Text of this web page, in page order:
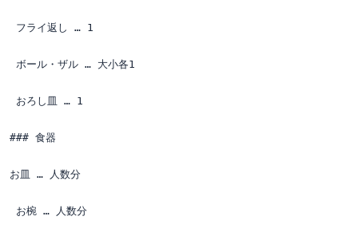
フライ返し … 1
ボール・ザル … 大小各1
おろし皿 … 1
### 食器
お皿 … 人数分
お椀 … 人数分